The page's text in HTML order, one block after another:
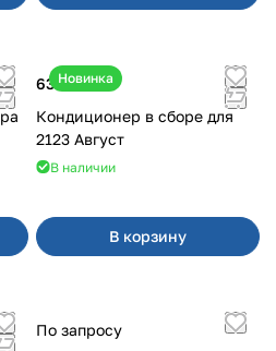
Новинка
63 600 ₽
Кондиционер в сборе для
2123 Август
В наличии
В корзину
По запросу